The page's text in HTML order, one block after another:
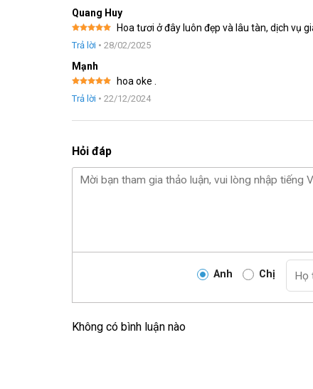
Quang Huy
hạng5 5
Hoa tươi ở đây luôn đẹp và lâu tàn, dịch vụ
Trả lời • 28/02/2025
Mạnh
hạng5 5
hoa oke .
Trả lời • 22/12/2024
Hỏi đáp
Anh Chị
Không có bình luận nào